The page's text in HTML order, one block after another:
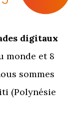
digitaux
monde et 8
sommes
(Polynésie